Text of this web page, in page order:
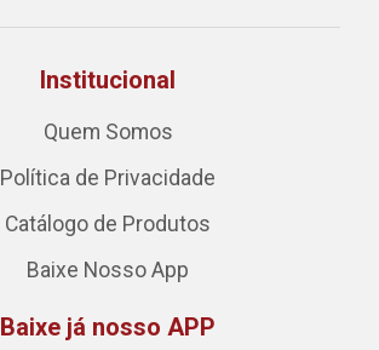
Institucional
Quem Somos
Política de Privacidade
Catálogo de Produtos
Baixe Nosso App
Baixe já nosso APP